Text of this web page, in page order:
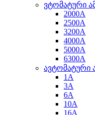
ვტომატური
2000A
2500A
3200A
4000A
5000A
6300A
ავტომატური
1A
3A
6A
10A
16A